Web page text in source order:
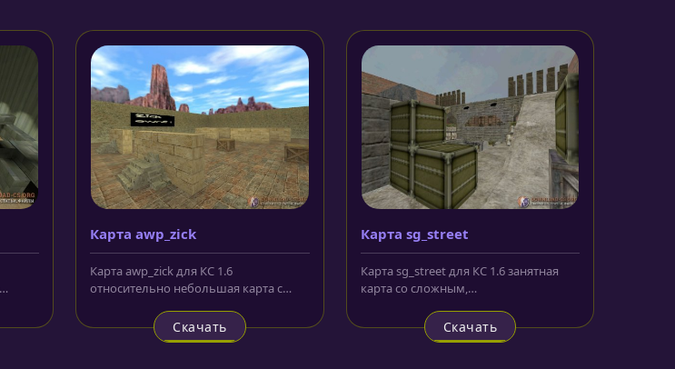
Карта awp_zick
Карта awp_zick для КС 1.6
относительно небольшая карта с
оформлением. На...Скачать
Карта sg_street
Карта sg_street для КС 1.6 занятная
карта со сложным,
пространством,...Скачать